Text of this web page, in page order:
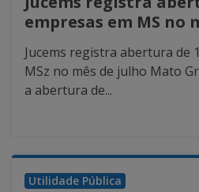
empresas em MS no
Jucems registra abertura de
MSz no mês de julho Mato
a abertura de...
Utilidade Pública